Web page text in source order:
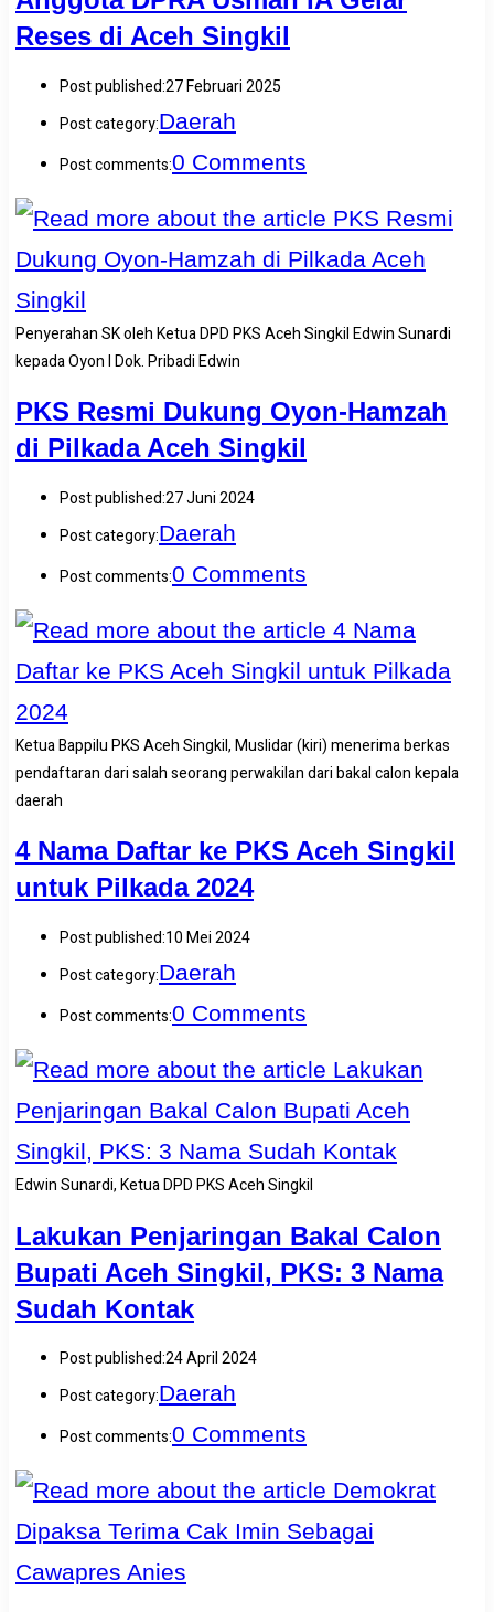
Reses di Aceh Singkil
Post published:27 Februari 2025
Post category:Daerah
Post comments:0 Comments
Penyerahan SK oleh Ketua DPD PKS Aceh Singkil Edwin Sunardi
kepada Oyon l Dok. Pribadi Edwin
PKS Resmi Dukung Oyon-Hamzah
di Pilkada Aceh Singkil
Post published:27 Juni 2024
Post category:Daerah
Post comments:0 Comments
Ketua Bappilu PKS Aceh Singkil, Muslidar (kiri) menerima berkas
pendaftaran dari salah seorang perwakilan dari bakal calon kepala
daerah
4 Nama Daftar ke PKS Aceh Singkil
untuk Pilkada 2024
Post published:10 Mei 2024
Post category:Daerah
Post comments:0 Comments
Edwin Sunardi, Ketua DPD PKS Aceh Singkil
Lakukan Penjaringan Bakal Calon
Bupati Aceh Singkil, PKS: 3 Nama
Sudah Kontak
Post published:24 April 2024
Post category:Daerah
Post comments:0 Comments